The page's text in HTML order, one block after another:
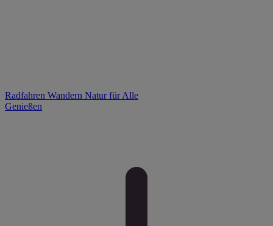
Radfahren Wandern Natur für Alle
Genießen